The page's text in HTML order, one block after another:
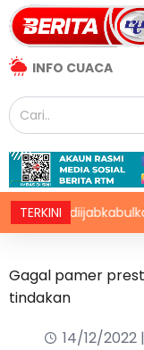
INFO CUACA
TERKINI
diijabkabulkan
Gagal pamer
tindakan
14/12/2022